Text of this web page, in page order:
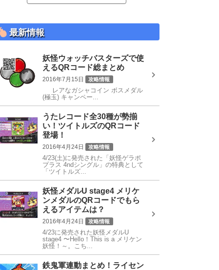
最新情報
妖怪ウォッチバスターズで使
えるQRコード総まとめ
2016年7月15日
攻略情報
QRコード
レアなガシャコイン ボスメダル
(極玉) キャンペー...
うたレコード全30種が勢揃
い！ツイトルズのQRコード
登場！
2016年4月24日
攻略情報
うたレコード
4/23(土)に発売された「妖怪ゲラポ
プラス 4ndシングル」の特典として
「ツイトルズ...
妖怪メダルU stage4 メリケ
ンメダルのQRコードでもら
えるアイテムは？
2016年4月24日
攻略情報
QRコード
4/23に発売された妖怪メダルU
stage4 〜Hello！This is a メリケン
妖怪！～。こち...
鉄鬼軍連動まとめ！ライセン